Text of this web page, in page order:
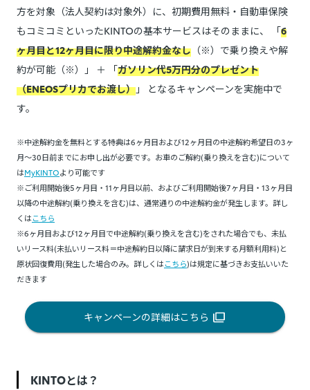
方を対象（法人契約は対象外）に、初期費用無料・自動車保険
もコミコミといったKINTOの基本サービスはそのままに、 「6
ヶ月目と12ヶ月目に限り中途解約金なし （※）で乗り換えや解
約が可能（※）」 ＋ 「ガソリン代5万円分のプレゼント
（ENEOSプリカでお渡し） 」 となるキャンペーンを実施中で
す。
※中途解約金を無料とする特典は6ヶ月目および12ヶ月目の中途解約希望日の3ヶ
月～30日前までにお申し出が必要です。お車のご解約(乗り換えを含む)について
はMyKINTOより可能です
※ご利用開始後5ヶ月目・11ヶ月目以前、およびご利用開始後7ヶ月目・13ヶ月目
以降の中途解約(乗り換えを含む)は、通常通りの中途解約金が発生します。詳し
くはこちら
※6ヶ月目および12ヶ月目で中途解約(乗り換えを含む)をされた場合でも、未払
いリース料(未払いリース料＝中途解約日以降に請求日が到来する月額利用料)と
原状回復費用(発生した場合のみ。詳しくはこちら)は規定に基づきお支払いいた
だきます
キャンペーンの詳細はこちら
KINTOとは？